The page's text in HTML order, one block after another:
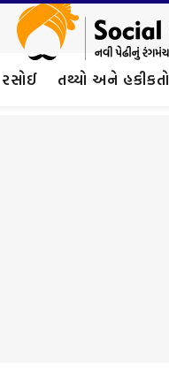
રસોઈ તથ્યો અને હકીકતો